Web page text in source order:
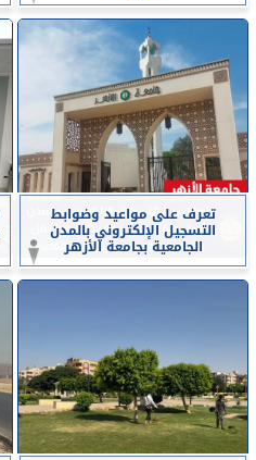
تعرف على مواعيد وضوابط
التسجيل الإلكتروني بالمدن
الجامعية بجامعة الأزهر